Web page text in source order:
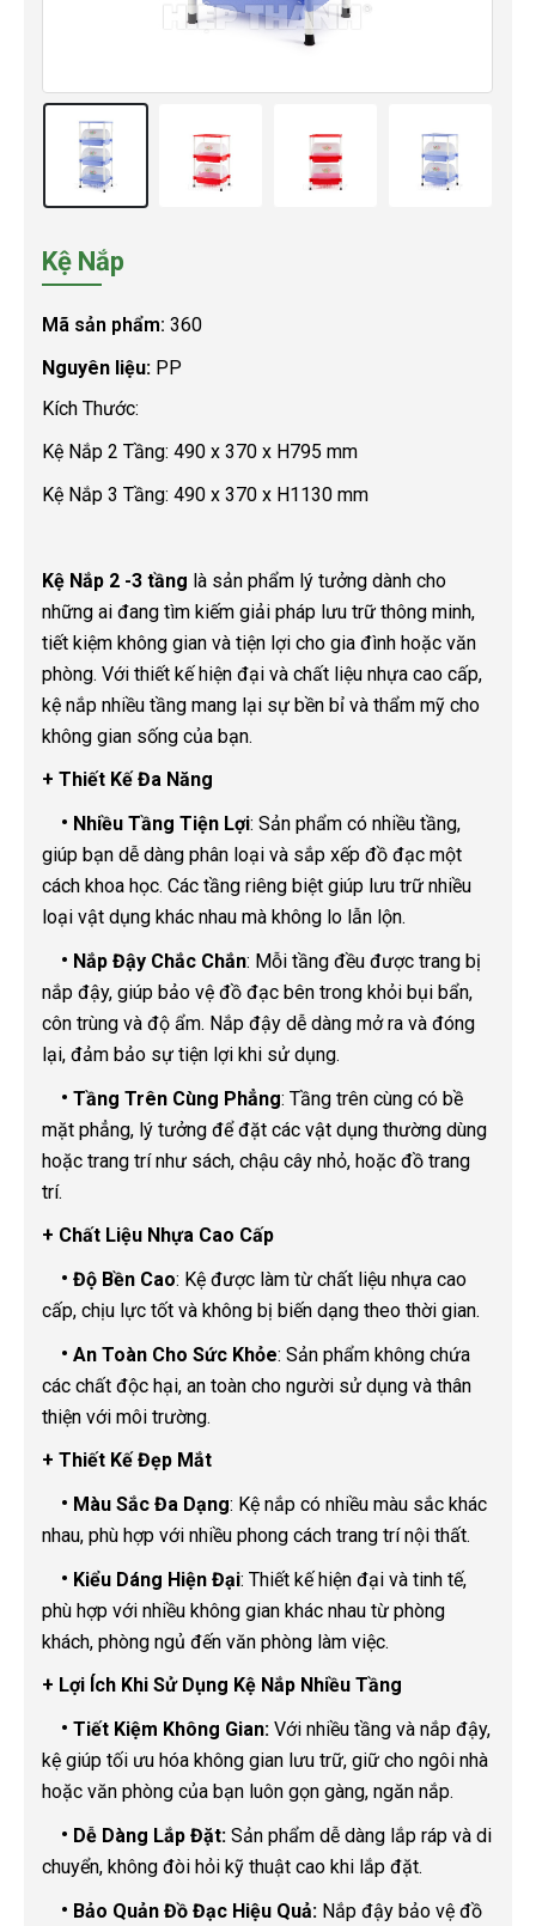
Kệ Nắp
Mã sản phẩm: 360
Nguyên liệu: PP
Kích Thước:
Kệ Nắp 2 Tầng: 490 x 370 x H795 mm
Kệ Nắp 3 Tầng: 490 x 370 x H1130 mm
Kệ Nắp 2 -3 tầng là sản phẩm lý tưởng dành cho
những ai đang tìm kiếm giải pháp lưu trữ thông minh,
tiết kiệm không gian và tiện lợi cho gia đình hoặc văn
phòng. Với thiết kế hiện đại và chất liệu nhựa cao cấp,
kệ nắp nhiều tầng mang lại sự bền bỉ và thẩm mỹ cho
không gian sống của bạn.
+ Thiết Kế Đa Năng
• Nhiều Tầng Tiện Lợi: Sản phẩm có nhiều tầng,
giúp bạn dễ dàng phân loại và sắp xếp đồ đạc một
cách khoa học. Các tầng riêng biệt giúp lưu trữ nhiều
loại vật dụng khác nhau mà không lo lẫn lộn.
• Nắp Đậy Chắc Chắn: Mỗi tầng đều được trang bị
nắp đậy, giúp bảo vệ đồ đạc bên trong khỏi bụi bẩn,
côn trùng và độ ẩm. Nắp đậy dễ dàng mở ra và đóng
lại, đảm bảo sự tiện lợi khi sử dụng.
• Tầng Trên Cùng Phẳng: Tầng trên cùng có bề
mặt phẳng, lý tưởng để đặt các vật dụng thường dùng
hoặc trang trí như sách, chậu cây nhỏ, hoặc đồ trang
trí.
+ Chất Liệu Nhựa Cao Cấp
• Độ Bền Cao: Kệ được làm từ chất liệu nhựa cao
cấp, chịu lực tốt và không bị biến dạng theo thời gian.
• An Toàn Cho Sức Khỏe: Sản phẩm không chứa
các chất độc hại, an toàn cho người sử dụng và thân
thiện với môi trường.
+ Thiết Kế Đẹp Mắt
• Màu Sắc Đa Dạng: Kệ nắp có nhiều màu sắc khác
nhau, phù hợp với nhiều phong cách trang trí nội thất.
• Kiểu Dáng Hiện Đại: Thiết kế hiện đại và tinh tế,
phù hợp với nhiều không gian khác nhau từ phòng
khách, phòng ngủ đến văn phòng làm việc.
+ Lợi Ích Khi Sử Dụng Kệ Nắp Nhiều Tầng
• Tiết Kiệm Không Gian: Với nhiều tầng và nắp đậy,
kệ giúp tối ưu hóa không gian lưu trữ, giữ cho ngôi nhà
hoặc văn phòng của bạn luôn gọn gàng, ngăn nắp.
• Dễ Dàng Lắp Đặt: Sản phẩm dễ dàng lắp ráp và di
chuyển, không đòi hỏi kỹ thuật cao khi lắp đặt.
• Bảo Quản Đồ Đạc Hiệu Quả: Nắp đậy bảo vệ đồ